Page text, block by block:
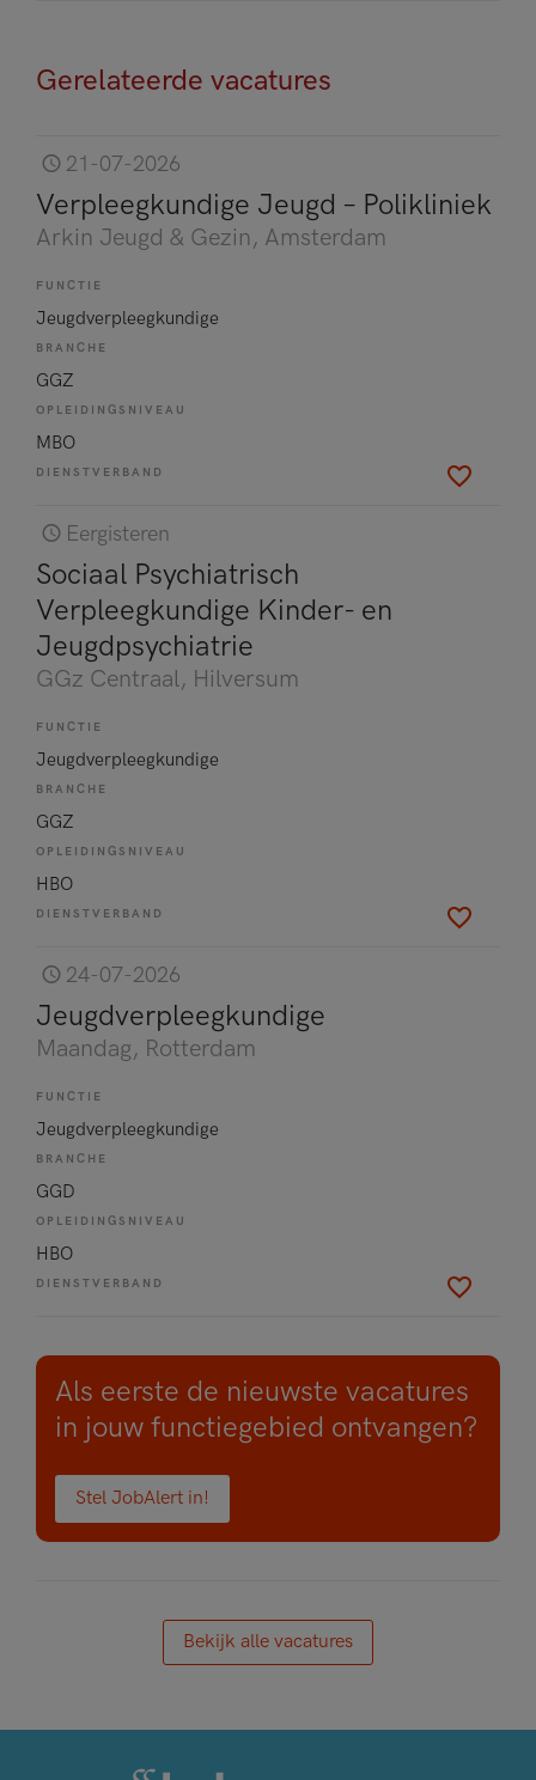
Gerelateerde vacatures
21-07-2026
Verpleegkundige Jeugd – Polikliniek
Arkin Jeugd & Gezin, Amsterdam
FUNCTIE
Jeugdverpleegkundige
BRANCHE
GGZ
OPLEIDINGSNIVEAU
MBO
DIENSTVERBAND
Eergisteren
Sociaal Psychiatrisch
Verpleegkundige Kinder- en
Jeugdpsychiatrie
GGz Centraal, Hilversum
FUNCTIE
Jeugdverpleegkundige
BRANCHE
GGZ
OPLEIDINGSNIVEAU
HBO
DIENSTVERBAND
24-07-2026
Jeugdverpleegkundige
Maandag, Rotterdam
FUNCTIE
Jeugdverpleegkundige
BRANCHE
GGD
OPLEIDINGSNIVEAU
HBO
DIENSTVERBAND
Als eerste de nieuwste vacatures
in jouw functiegebied ontvangen?
Stel JobAlert in!
Bekijk alle vacatures